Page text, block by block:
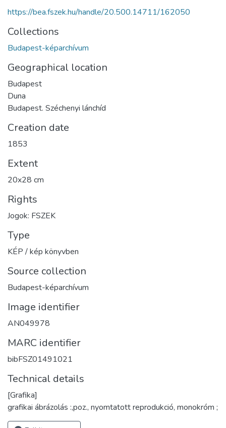
https://bea.fszek.hu/handle/20.500.14711/162050
Collections
Budapest-képarchívum
Geographical location
Budapest
Duna
Budapest. Széchenyi lánchíd
Creation date
1853
Extent
20x28 cm
Rights
Jogok: FSZEK
Type
KÉP / kép könyvben
Source collection
Budapest-képarchívum
Image identifier
AN049978
MARC identifier
bibFSZ01491021
Technical details
[Grafika]
grafikai ábrázolás :,poz., nyomtatott reprodukció, monokróm ;